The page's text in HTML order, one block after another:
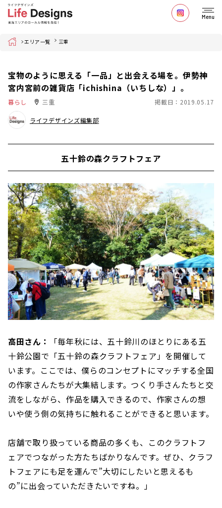
Menu
Home エリア一覧 三重
宝物のように思える「一品」と出会える場を。伊勢神
宮内宮前の雑貨店「ichishina（いちしな）」。
暮らし 三重 掲載日：2019.05.17
ライフデザインズ編集部
五十鈴の森クラフトフェア
高田さん：
「毎年秋には、五十鈴川のほとりにある五
十鈴公園で「五十鈴の森クラフトフェア」を開催して
います。ここでは、僕らのコンセプトにマッチする全国
の作家さんたちが大集結します。つくり手さんたちと交
流をしながら、作品を購入できるので、作家さんの想
いや使う側の気持ちに触れることができると思います。
店舗で取り扱っている商品の多くも、このクラフトフ
ェアでつながった方たちばかりなんです。ぜひ、クラフ
トフェアにも足を運んで”大切にしたいと思えるも
の”に出会っていただきたいですね。」